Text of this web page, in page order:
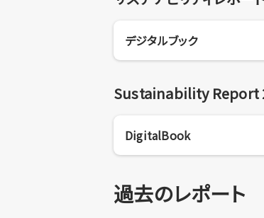
デジタルブック
Sustainability Report
DigitalBook
過去のレポート